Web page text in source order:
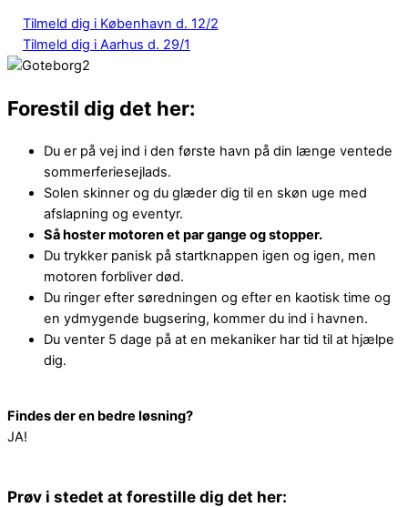
Tilmeld dig i København d. 12/2
Tilmeld dig i Aarhus d. 29/1
Forestil dig det her:
Du er på vej ind i den første havn på din længe ventede
sommerferiesejlads.
Solen skinner og du glæder dig til en skøn uge med
afslapning og eventyr.
Så hoster motoren et par gange og stopper.
Du trykker panisk på startknappen igen og igen, men
motoren forbliver død.
Du ringer efter søredningen og efter en kaotisk time og
en ydmygende bugsering, kommer du ind i havnen.
Du venter 5 dage på at en mekaniker har tid til at hjælpe
dig.
Findes der en bedre løsning?
JA!
Prøv i stedet at forestille dig det her: